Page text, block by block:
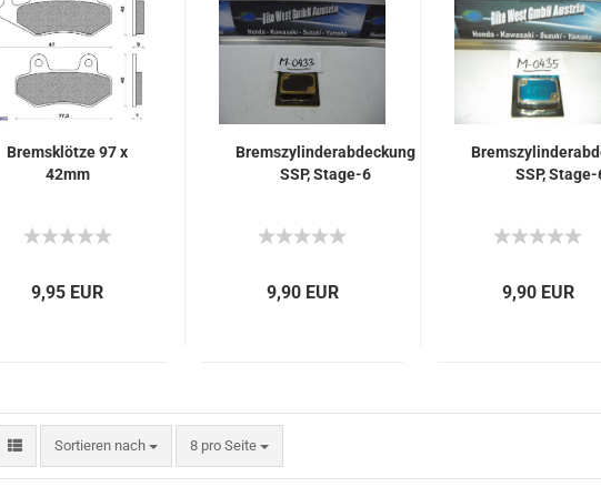
Bremsklötze 97 x
42mm
9,95 EUR
Bremszylinderabdeckung
SSP, Stage-6
9,90 EUR
SSP, Stage-
9,90 EUR
Sortieren nach
Sortieren nach 8 pro Seite
pro Seite